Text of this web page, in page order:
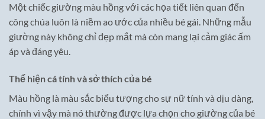
Một chiếc giường màu hồng với các họa tiết liên quan đến
công chúa luôn là niềm ao ước của nhiều bé gái. Những mẫu
giường này không chỉ đẹp mắt mà còn mang lại cảm giác ấm
áp và đáng yêu.
Thể hiện cá tính và sở thích của bé
Màu hồng là màu sắc biểu tượng cho sự nữ tính và dịu dàng,
chính vì vậy mà nó thường được lựa chọn cho giường của bé